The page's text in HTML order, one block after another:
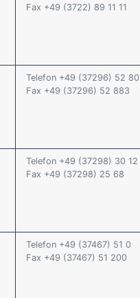
Fax +49 (3722) 89 11 11
Telefon +49 (37296) 52 80
Fax +49 (37296) 52 883
Telefon +49 (37298) 30
Fax +49 (37298) 25 68
Telefon +49 (37467) 51 0
Fax +49 (37467) 51 200